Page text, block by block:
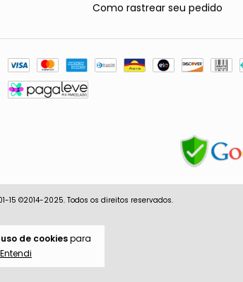
de cookiespara
Entendi
Como rastrear seu pedido
15 ©2014-2025. Todos os direitos reservados.